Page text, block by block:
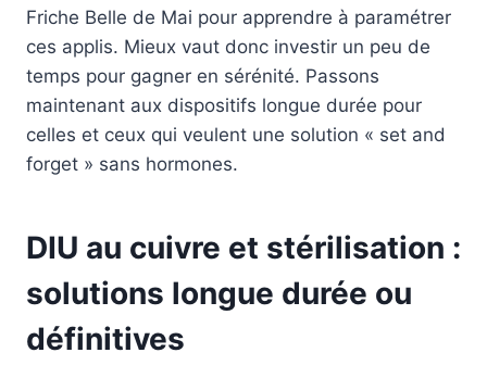
Friche Belle de Mai pour apprendre à paramétrer
ces applis. Mieux vaut donc investir un peu de
temps pour gagner en sérénité. Passons
maintenant aux dispositifs longue durée pour
celles et ceux qui veulent une solution « set and
forget » sans hormones.
DIU au cuivre et stérilisation :
solutions longue durée ou
définitives